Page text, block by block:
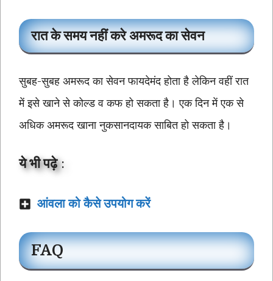
रात के समय नहीं करे अमरूद का सेवन
सुबह-सुबह अमरूद का सेवन फायदेमंद होता है लेकिन वहीं रात
में इसे खाने से कोल्ड व कफ हो सकता है। एक दिन में एक से
अधिक अमरूद खाना नुकसानदायक साबित हो सकता है।
ये भी पढ़े:
आंवला को कैसे उपयोग करें
FAQ